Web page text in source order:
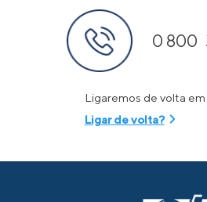
0 800
Ligaremos de volta em
Ligar de volta?